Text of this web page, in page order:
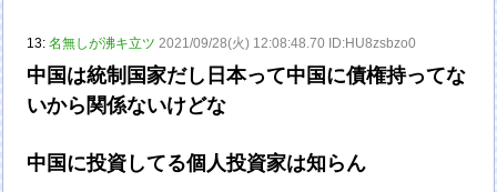
13:名無しが沸キ立ツ 2021/09/28(火) 12:08:48.70 ID:HU8zsbzo0
中国は統制国家だし日本って中国に債権持ってな
いから関係ないけどな
中国に投資してる個人投資家は知らん